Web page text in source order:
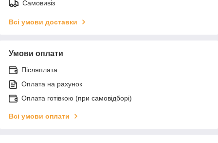
Самовивіз
Всі умови доставки
Умови оплати
Післяплата
Оплата на рахунок
Оплата готівкою (при самовідборі)
Всі умови оплати